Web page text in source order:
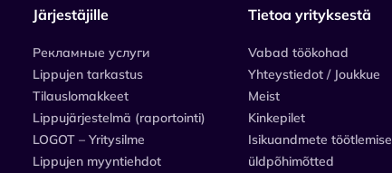
Järjestäjille
Рекламные услуги
Lippujen tarkastus
Tilauslomakkeet
Lippujärjestelmä (raportointi)
LOGOT – Yritysilme
Lippujen myyntiehdot
Tietoa yrityksestä
Vabad töökohad
Yhteystiedot / Joukkue
Meist
Kinkepilet
Isikuandmete töötlemise
üldpõhimõtted